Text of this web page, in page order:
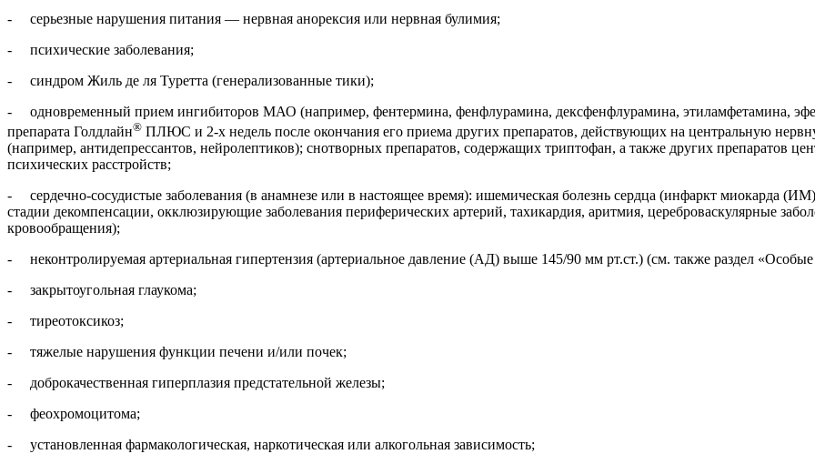
- серьезные нарушения питания — нервная анорексия или нервная булимия;
- психические заболевания;
- синдром Жиль де ля Туретта (генерализованные тики);
- одновременный прием ингибиторов МАО (например, фентермина, фенфлурамина, дексфенфлурамина, этиламфетамина,
препарата Голдлайн® ПЛЮС и 2‑х недель после окончания его приема других препаратов, действующих на центральную
(например, антидепрессантов, нейролептиков); снотворных препаратов, содержащих триптофан, а также других препаратов
психических расстройств;
- сердечно-сосудистые заболевания (в анамнезе или в настоящее время): ишемическая болезнь сердца (инфаркт миокарда
стадии декомпенсации, окклюзирующие заболевания периферических артерий, тахикардия, аритмия, цереброваскулярные
кровообращения);
- неконтролируемая артериальная гипертензия (артериальное давление (АД) выше 145/90 мм рт.ст.) (см. также раздел «Особые
- закрытоугольная глаукома;
- тиреотоксикоз;
- тяжелые нарушения функции печени и/или почек;
- доброкачественная гиперплазия предстательной железы;
- феохромоцитома;
- установленная фармакологическая, наркотическая или алкогольная зависимость;